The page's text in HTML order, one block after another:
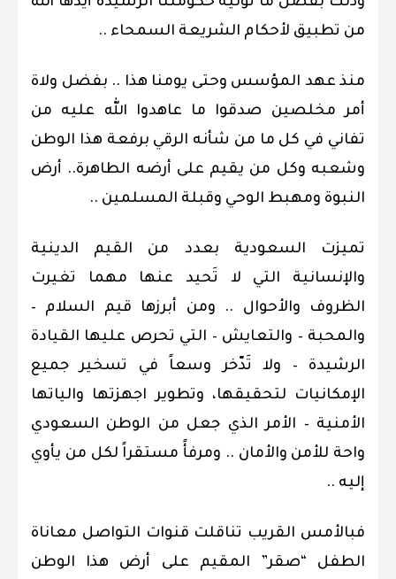
من تطبيق لأحكام الشريعة السمحاء ..
منذ عهد المؤسس وحتى يومنا هذا .. بفضل ولاة
أمر مخلصين صدقوا ما عاهدوا الله عليه من
تفاني في كل ما من شأنه الرقي برفعة هذا الوطن
وشعبه وكل من يقيم على أرضه الطاهرة.. أرض
النبوة ومهبط الوحي وقبلة المسلمين ..
تميزت السعودية بعدد من القيم الدينية
والإنسانية التي لا تَحيد عنها مهما تغيرت
الظروف والأحوال .. ومن أبرزها قيم السلام –
والمحبة – والتعايش – التي تحرص عليها القيادة
الرشيدة – ولا تَدّخر وسعاً في تسخير جميع
الإمكانيات لتحقيقها، وتطوير اجهزتها والياتها
الأمنية – الأمر الذي جعل من الوطن السعودي
واحة للأمن والأمان .. ومرفأً مستقراً لكل من يأوي
إليه ..
فبالأمس القريب تناقلت قنوات التواصل معاناة
الطفل “صقر” المقيم على أرض هذا الوطن